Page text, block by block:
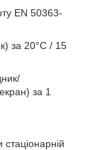
EN 50363-
за 20°C / 15
за 1